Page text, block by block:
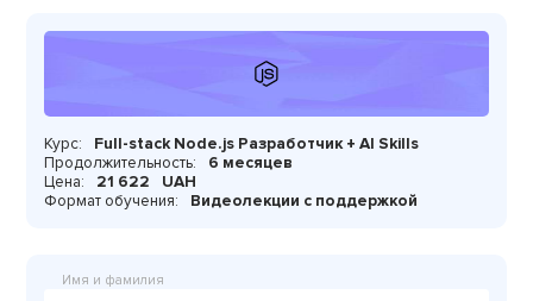
Курс:
Full-stack Node.js Разработчик + AI Skills
Продолжительность:
6 месяцев
Цена:
21 622
UAH
Формат обучения:
Видеолекции с поддержкой
Имя и фамилия